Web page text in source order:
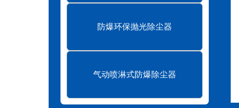
防爆环保抛光除尘器
气动喷淋式防爆除尘器